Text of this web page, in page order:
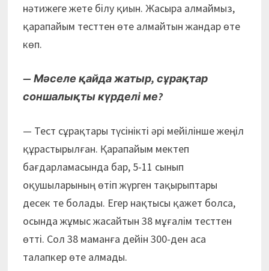
нәтижеге жете білу қиын. Жасыра алмаймыз,
қарапайым тесттен өте алмайтын жандар өте
көп.
— Мәселе қайда жатыр, сұрақтар
соншалықты күрделі ме?
— Тест сұрақтары түсінікті әрі мейілінше жеңіл
құрастырылған. Қарапайым мектеп
бағдарламасында бар, 5-11 сынып
оқушыларының өтіп жүрген тақырыптары
десек те болады. Егер нақтысы қажет болса,
осында жұмыс жасайтын 38 мұғалім тесттен
өтті. Сол 38 маманға дейін 300-ден аса
талапкер өте алмады.